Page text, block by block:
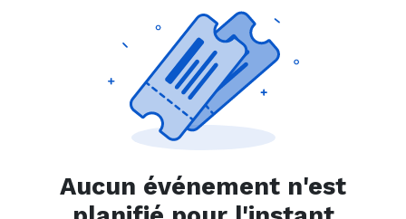
Aucun événement n'est